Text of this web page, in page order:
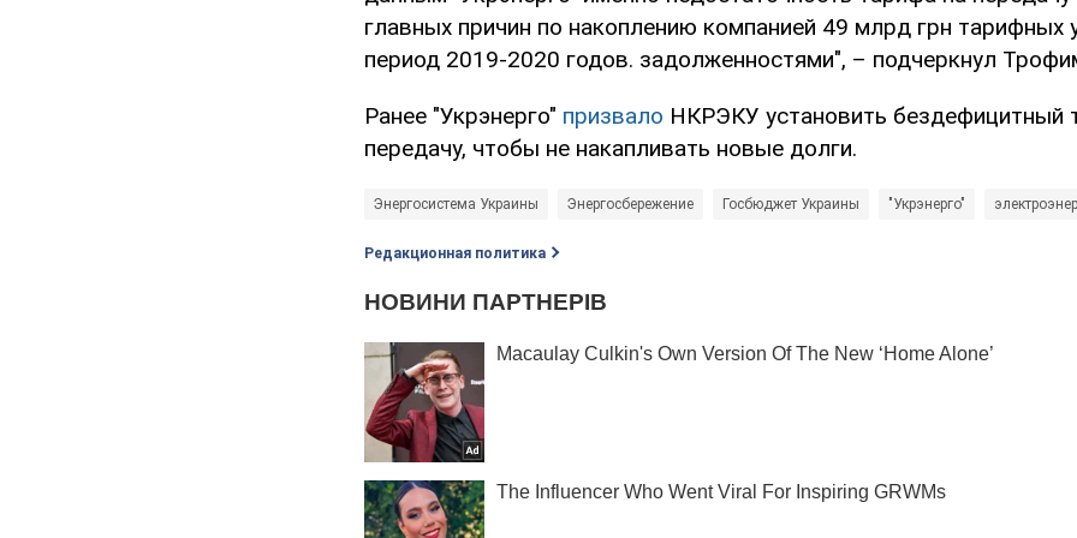
главных причин по накоплению компанией 49 млрд грн тарифных
период 2019-2020 годов. задолженностями", – подчеркнул
Ранее "Укрэнерго" призвало НКРЭКУ установить бездефицитный
передачу, чтобы не накапливать новые долги.
Энергосистема Украины Энергосбережение Госбюджет Украины "Укрэнерго"
Редакционная политика